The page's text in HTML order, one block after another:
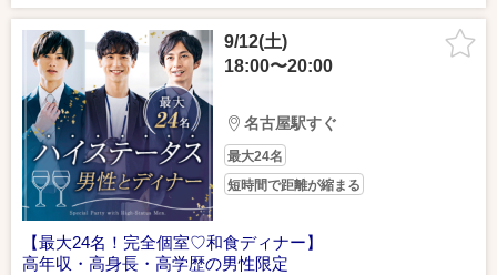
9/12(土)
18:00〜20:00
名古屋駅すぐ
最大24名
短時間で距離が縮まる
【最大24名！完全個室♡和食ディナー】
高年収・高身長・高学歴の男性限定